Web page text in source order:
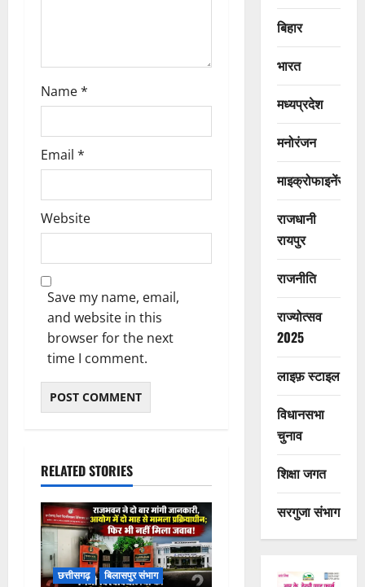
Name*
Email *
Website
Save my name, email,
and website in this
browser for the next
time I comment.
RELATED STORIES
छत्तीसगढ़ बिलासपुर संभाग
बिहार
भारत
मध्यप्रदेश
मनोरंजन
माइक्रोफाइनेंस
राजधानी
रायपुर
राजनीति
राज्योत्सव
2025
लाइफ़ स्टाइल
विधानसभा
चुनाव
शिक्षा जगत
सरगुजा संभाग